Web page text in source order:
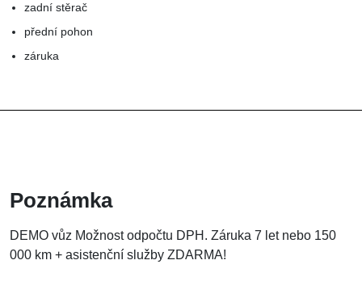
zadní stěrač
přední pohon
záruka
Poznámka
DEMO vůz Možnost odpočtu DPH. Záruka 7 let nebo 150
000 km + asistenční služby ZDARMA!